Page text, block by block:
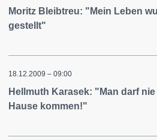
Moritz Bleibtreu: "Mein Leben
gestellt"
18.12.2009 – 09:00
Hellmuth Karasek: "Man darf
Hause kommen!"